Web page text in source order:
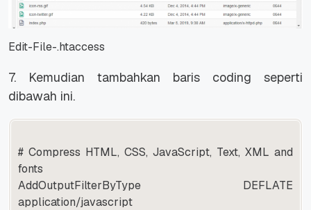
Edit-File-.htaccess
7. Kemudian tambahkan baris coding seperti
dibawah ini.
# Compress HTML, CSS, JavaScript, Text, XML and
fonts
AddOutputFilterByType DEFLATE
application/javascript